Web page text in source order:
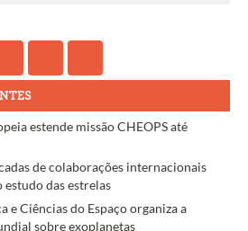
estende missão CHEOPS até
de colaborações internacionais
das estrelas
e Ciências do Espaço organiza a
sobre exoplanetas